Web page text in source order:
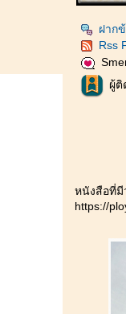
ฝาก
Rss
ผู้ติ
หนังสือที่มี
https://